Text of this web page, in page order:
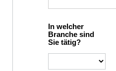
In welcher
Branche sind
Sie tätig?